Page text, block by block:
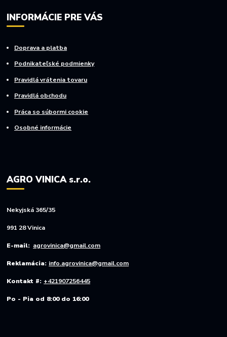
INFORMÁCIE PRE VÁS
Doprava a platba
Podnikateľské podmienky
Pravidlá vrátenia tovaru
Pravidlá obchodu
Práca so súbormi cookie
Osobné informácie
AGRO VINICA s.r.o.
Nekyjská 365/35
991 28 Vinica
E-mail: agrovinica@gmail.com
Reklamácia: info.agrovinica@gmail.com
Kontakt #: +421907256445
Po - Pia od 8:00 do 16:00